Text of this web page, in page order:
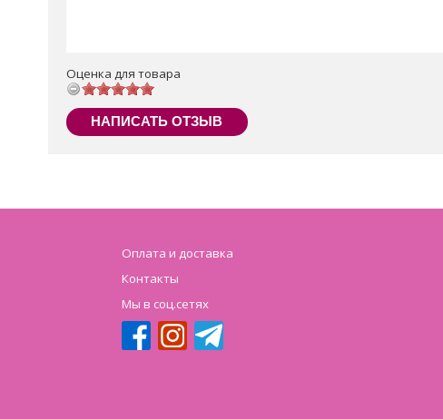
Оценка для товара
НАПИСАТЬ ОТЗЫВ
Оплата и доставка
Контакты
Мы в соц.сетях